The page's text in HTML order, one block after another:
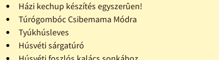
Házi kechup készítés egyszerûen!
Túrógombóc Csibemama Módra
Tyúkhúsleves
Húsvéti sárgatúró